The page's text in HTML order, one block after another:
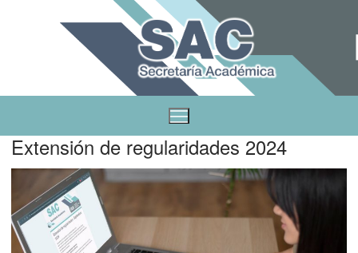
Extensión de regularidades 2024